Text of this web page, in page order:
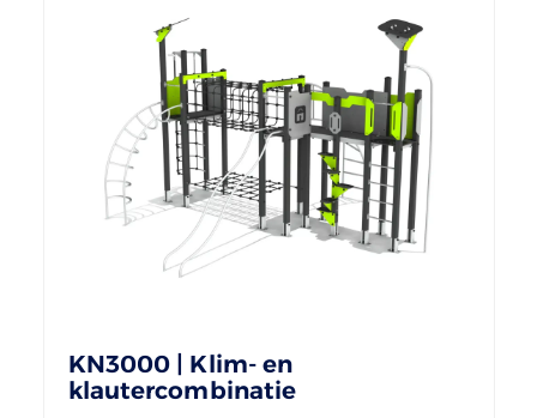
KN3000 | Klim- en
klautercombinatie